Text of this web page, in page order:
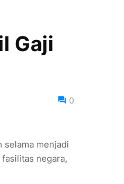
Gaji
0
selama menjadi
negara,